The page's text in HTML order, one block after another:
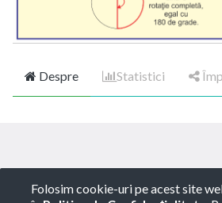
Despre Statistici
Folosim cookie-uri pe acest site
Copyright © ROTARY
utilizare-Politica de